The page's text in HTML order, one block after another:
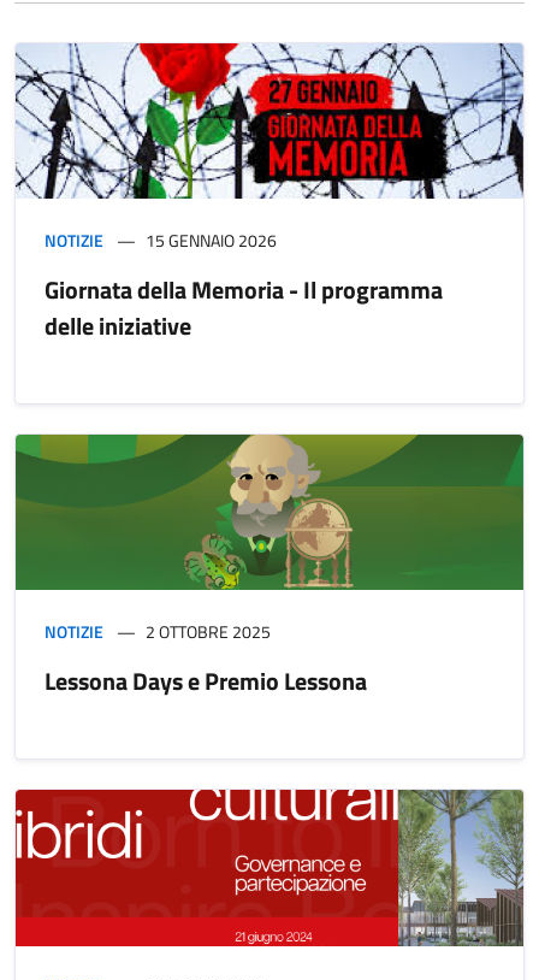
NOTIZIE 15 GENNAIO 2026
Giornata della Memoria - Il programma
delle iniziative
NOTIZIE 2 OTTOBRE 2025
Lessona Days e Premio Lessona